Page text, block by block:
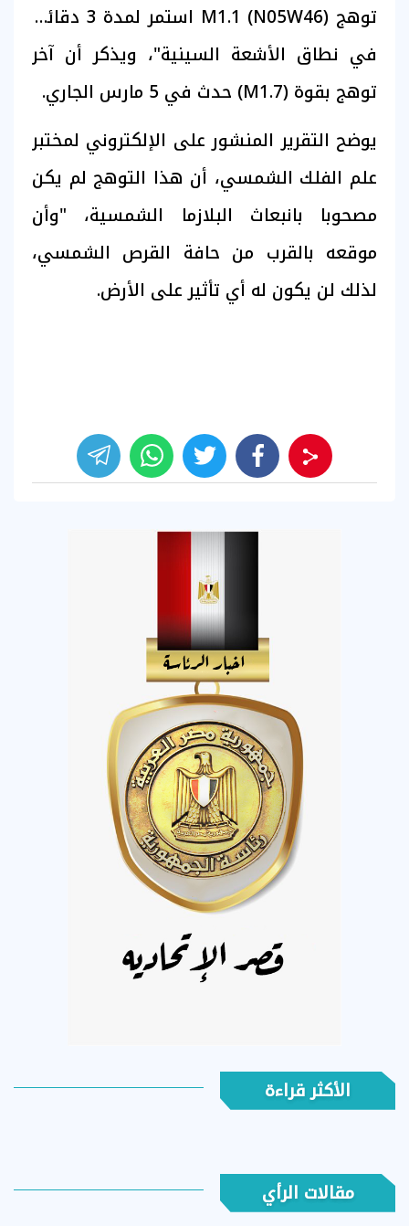
توهج M1.1 (N05W46) استمر لمدة 3 دقائق
في نطاق الأشعة السينية"، ويذكر أن آخر
توهج بقوة (M1.7) حدث في 5 مارس الجاري.
يوضح التقرير المنشور على الإلكتروني لمختبر
علم الفلك الشمسي، أن هذا التوهج لم يكن
مصحوبا بانبعاث البلازما الشمسية، "وأن
موقعه بالقرب من حافة القرص الشمسي،
لذلك لن يكون له أي تأثير على الأرض.
الأكثر قراءة
مقالات الرأي